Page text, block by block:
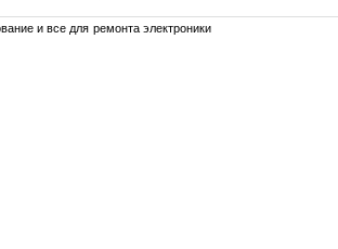
и все для ремонта электроники